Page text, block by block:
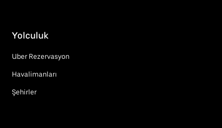
Yolculuk
Uber Rezervasyon
Havalimanları
Şehirler